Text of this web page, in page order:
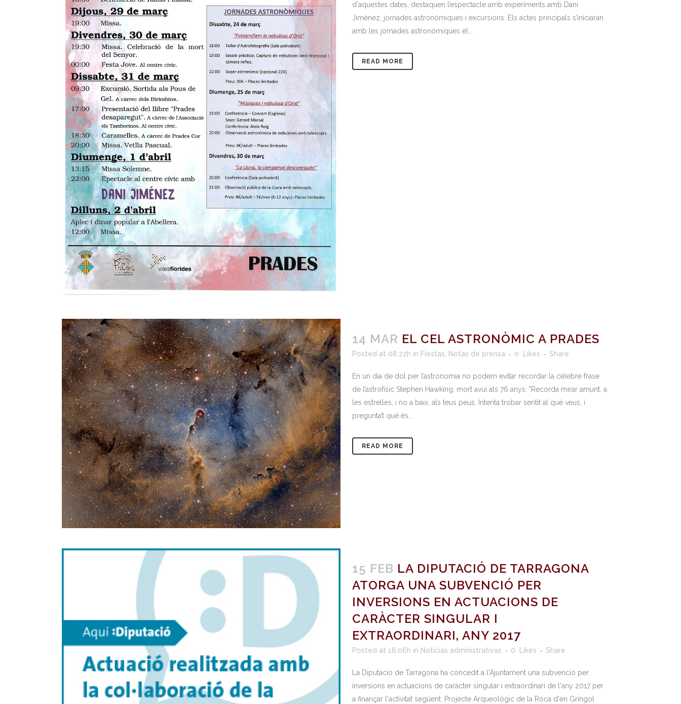
d'aquestes dates, destaquen l’espectacle amb experiments amb Dani
Jiménez, jornades astronòmiques i excursions. Els actes principals s’iniciaran
amb les jornades astronòmiques el...
READ MORE
14 MAR EL CEL ASTRONÒMIC A PRADES
Posted at 08:22h in Fiestas Notas de prensa 0 Likes Share
En un dia de dol per l’astronomia no podem evitar recordar la cèlebre frase
de l’astrofísic Stephen Hawking, mort avui als 76 anys: "Recorda mirar amunt, a
les estrelles, i no a baix, als teus peus. Intenta trobar sentit al què veus, i
pregunta’t què és...
READ MORE
15 FEB LA DIPUTACIÓ DE TARRAGONA
ATORGA UNA SUBVENCIÓ PER
INVERSIONS EN ACTUACIONS DE
CARÀCTER SINGULAR I
EXTRAORDINARI, ANY 2017
Posted at 18:06h in Noticias administrativas 0 Likes Share
La Diputació de Tarragona ha concedit a l'Ajuntament una subvenció per
inversions en actuacions de caràcter singular i extraordinari de l'any 2017 per
a finançar l'activitat següent: Projecte Arqueològic de la Roca d'en Gríngol